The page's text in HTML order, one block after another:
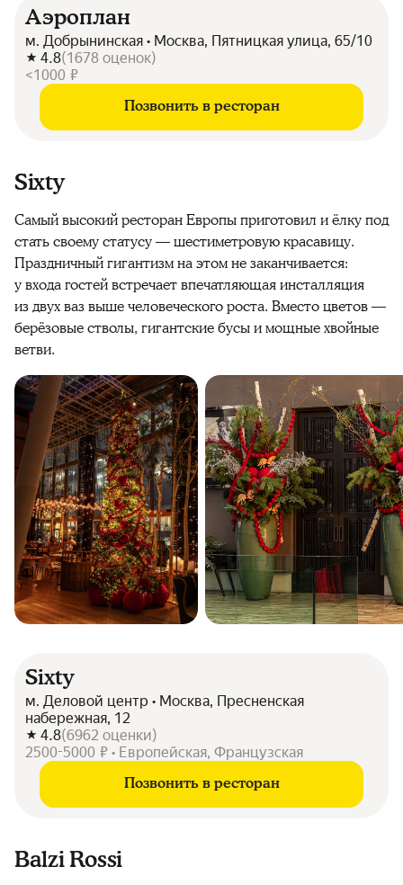
Аэроплан
м. Добрынинская • Москва, Пятницкая улица, 65/10
4.8(1678 оценок)
<1000 ₽
Позвонить в ресторан
Sixty
Самый высокий ресторан Европы приготовил и ёлку под
стать своему статусу — шестиметровую красавицу.
Праздничный гигантизм на этом не заканчивается:
у входа гостей встречает впечатляющая инсталляция
из двух ваз выше человеческого роста. Вместо цветов —
берёзовые стволы, гигантские бусы и мощные хвойные
ветви.
Sixty
м. Деловой центр • Москва, Пресненская
набережная, 12
4.8(6962 оценки)
2500-5000 ₽ • Европейская, Французская
Позвонить в ресторан
Balzi Rossi